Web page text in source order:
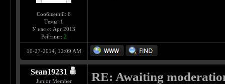
Сообщений: 6
Темы: 1
У нас с: Apr 2013
Рейтинг: 2
10-27-2014, 12:09 AM
Sean19231
Junior Member RE: Awaiting